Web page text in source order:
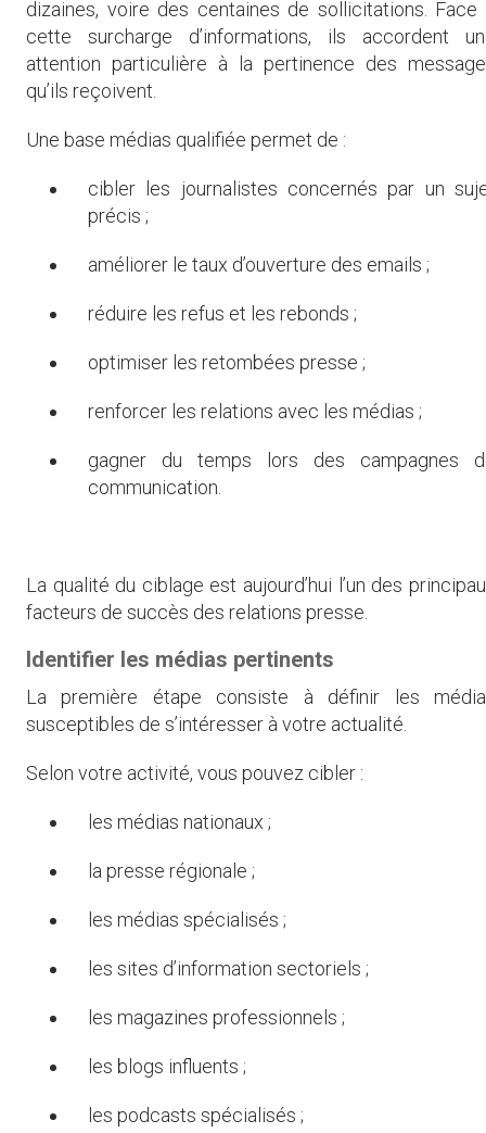
dizaines, voire des centaines de sollicitations. Face
cette surcharge d’informations, ils accordent
attention particulière à la pertinence des
qu’ils reçoivent.
Une base médias qualifiée permet de :
cibler les journalistes concernés par un
précis ;
améliorer le taux d’ouverture des emails ;
réduire les refus et les rebonds ;
optimiser les retombées presse ;
renforcer les relations avec les médias ;
gagner du temps lors des campagnes
communication.
La qualité du ciblage est aujourd’hui l’un des
facteurs de succès des relations presse.
Identifier les médias pertinents
La première étape consiste à définir les
susceptibles de s’intéresser à votre actualité.
Selon votre activité, vous pouvez cibler :
les médias nationaux ;
la presse régionale ;
les médias spécialisés ;
les sites d’information sectoriels ;
les magazines professionnels ;
les blogs influents ;
les podcasts spécialisés ;